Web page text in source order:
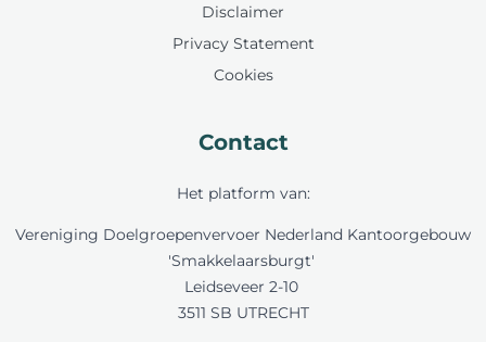
Disclaimer
Privacy Statement
Cookies
Contact
Het platform van:
Vereniging Doelgroepenvervoer Nederland Kantoorgebouw
'Smakkelaarsburgt'
Leidseveer 2-10
3511 SB UTRECHT